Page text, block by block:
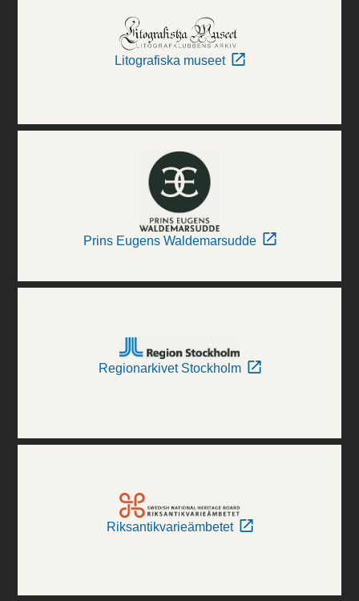
Litografiska museet
Prins Eugens Waldemarsudde
Regionarkivet Stockholm
Riksantikvarieämbetet